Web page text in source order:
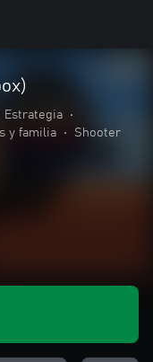
Estrategia
•
y familia • Shooter